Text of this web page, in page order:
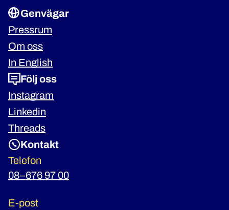
Genvägar
Pressrum
Om oss
In English
Följ oss
Instagram
Linkedin
Threads
Kontakt
Telefon
08–676 97 00
E-post